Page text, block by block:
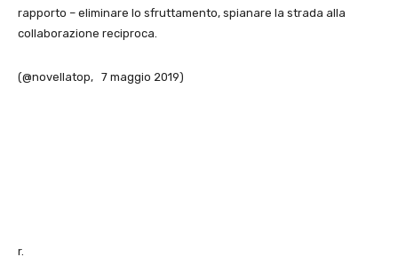
rapporto – eliminare lo sfruttamento, spianare la strada alla
collaborazione reciproca.
(@novellatop, 7 maggio 2019)
r.